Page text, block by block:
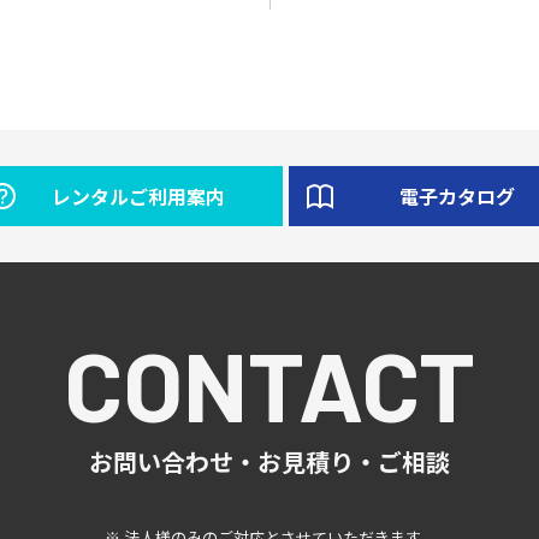
レンタルご利用案内 電子カタログ
CONTACT
お問い合わせ・お見積り・ご相談